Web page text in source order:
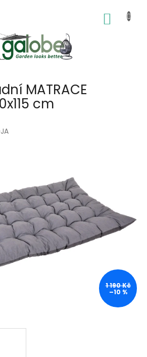
MATRACE
cm
1 190 Kč
–10 %